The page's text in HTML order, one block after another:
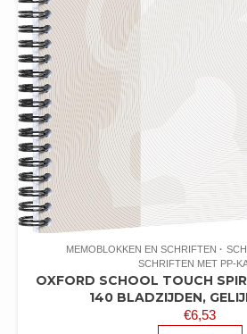
MEMOBLOKKEN EN SCHRIFTEN
SCHRIFTEN MET PP-
OXFORD SCHOOL TOUCH
140 BLADZIJDEN,
€6,53